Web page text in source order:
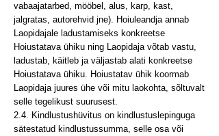
vabaajatarbed, mööbel, alus, karp, kast,
jalgratas, autorehvid jne). Hoiuleandja annab
Laopidajale ladustamiseks konkreetse
Hoiustatava ühiku ning Laopidaja võtab vastu,
ladustab, käitleb ja väljastab alati konkreetse
Hoiustatava ühiku. Hoiustatav ühik koormab
Laopidaja juures ühe või mitu laokohta, sõltuvalt
selle tegelikust suurusest.
2.4. Kindlustushüvitus on kindlustuslepinguga
sätestatud kindlustussumma, selle osa või